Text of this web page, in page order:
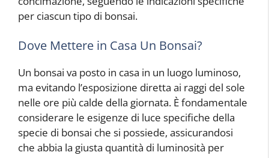
per ciascun tipo di bonsai.
Dove Mettere in Casa Un Bonsai?
Un bonsai va posto in casa in un luogo luminoso,
ma evitando l’esposizione diretta ai raggi del sole
nelle ore più calde della giornata. È fondamentale
considerare le esigenze di luce specifiche della
specie di bonsai che si possiede, assicurandosi
che abbia la giusta quantità di luminosità per